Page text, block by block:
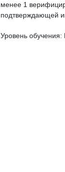
менее 1
подтверждающей
Уровень обучения: